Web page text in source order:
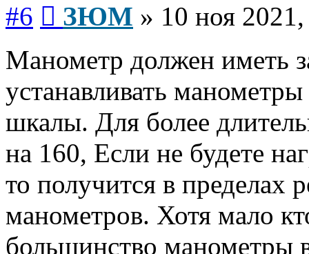
#6 ЗЮМ » 10 ноя
Манометр должен иметь
устанавливать
шкалы. Для более
на 160, Если не будете
то получится в пределах
манометров. Хотя мало
большинство манометры